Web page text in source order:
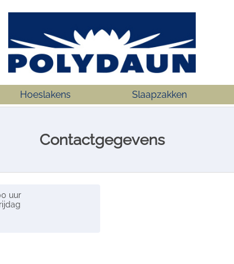
Hoeslakens Slaapzakken
Contactgegevens
uur